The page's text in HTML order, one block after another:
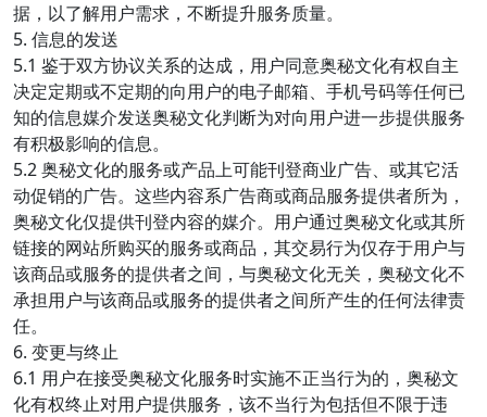
据，以了解用户需求，不断提升服务质量。
5. 信息的发送
5.1 鉴于双方协议关系的达成，用户同意奥秘文化有权自主
决定定期或不定期的向用户的电子邮箱、手机号码等任何已
知的信息媒介发送奥秘文化判断为对向用户进一步提供服务
有积极影响的信息。
5.2 奥秘文化的服务或产品上可能刊登商业广告、或其它活
动促销的广告。这些内容系广告商或商品服务提供者所为，
奥秘文化仅提供刊登内容的媒介。用户通过奥秘文化或其所
链接的网站所购买的服务或商品，其交易行为仅存于用户与
该商品或服务的提供者之间，与奥秘文化无关，奥秘文化不
承担用户与该商品或服务的提供者之间所产生的任何法律责
任。
6. 变更与终止
6.1 用户在接受奥秘文化服务时实施不正当行为的，奥秘文
化有权终止对用户提供服务，该不当行为包括但不限于违